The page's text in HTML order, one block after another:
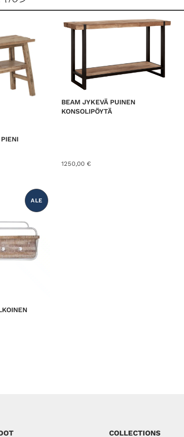
BEAM JYKEVÄ PUINEN
KONSOLIPÖYTÄ
1250,00 €
ALE
T
O
A
L
E
N
N
COLLECTIONS